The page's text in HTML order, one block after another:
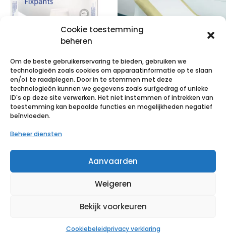
Cookie toestemming
beheren
Om de beste gebruikerservaring te bieden, gebruiken we
technologieën zoals cookies om apparaatinformatie op te slaan
en/of te raadplegen. Door in te stemmen met deze
technologieën kunnen we gegevens zoals surfgedrag of unieke
ID's op deze site verwerken. Het niet instemmen of intrekken van
toestemming kan bepaalde functies en mogelijkheden negatief
beïnvloeden.
Beheer diensten
Aanvaarden
Weigeren
Bekijk voorkeuren
Cookiebeleidprivacy verklaring
MoliCare Pr
Fixpnt longl XXL
25 p/s
Voeg toe aan verlanglijst
VALAROLL niet
gepl.2lg
50x38cm12x150
Voeg toe aan verlanglijst